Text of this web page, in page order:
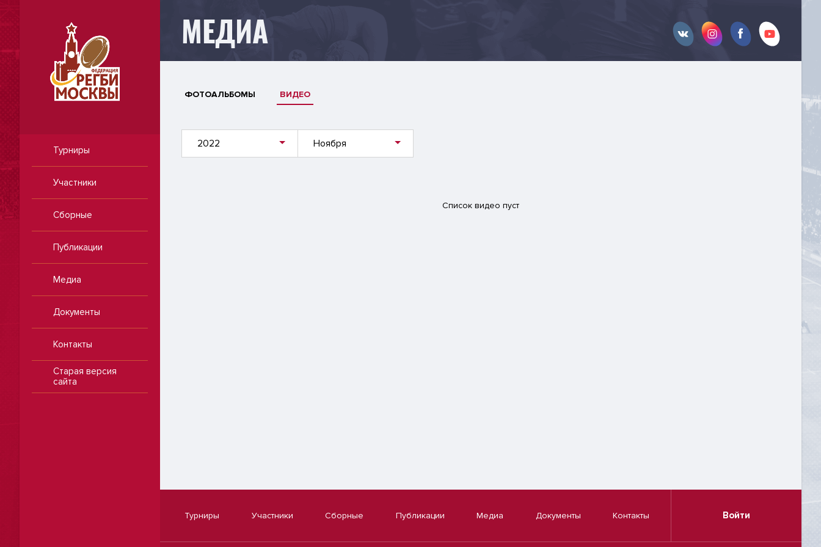
Турниры
Участники
Сборные
Публикации
Медиа
Документы
Контакты
Старая версия
сайта
МЕДИА
ФОТОАЛЬБОМЫ ВИДЕО
2022 Ноября
Список видео пуст
Турниры Участники Сборные Публикации Медиа Документы Контакты Войти